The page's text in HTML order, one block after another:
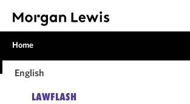
Home
English
LAWFLASH